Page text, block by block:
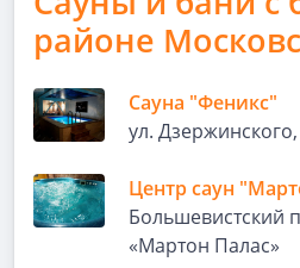
районе
Сауна "Феникс"
ул.
Центр саун
Большевистский
«Мартон Палас»